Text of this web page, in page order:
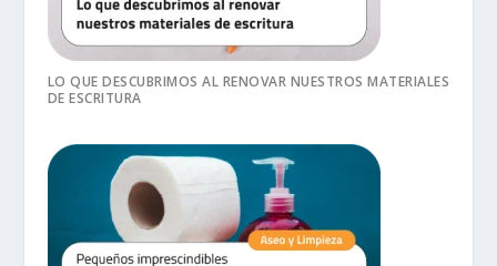
LO QUE DESCUBRIMOS AL RENOVAR NUESTROS MATERIALES
DE ESCRITURA